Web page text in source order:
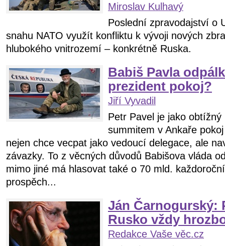
Miroslav Kulhavý
Poslední zpravodajství o
snahu NATO využít konfliktu k vývoji nových
hlubokého vnitrozemí – konkrétně Ruska.
Babiš Pavla
prezident pokoj?
Jiří Vyvadil
Petr Pavel je jako
summitem v Ankaře
nejen chce vecpat jako vedoucí delegace, ale
závazky. To z věcných důvodů Babišova vláda
mimo jiné má hlasovat také o 70 mld.
prospěch...
Ján Čarnogurský:
Rusko vždy
Redakce Vaše věc.cz